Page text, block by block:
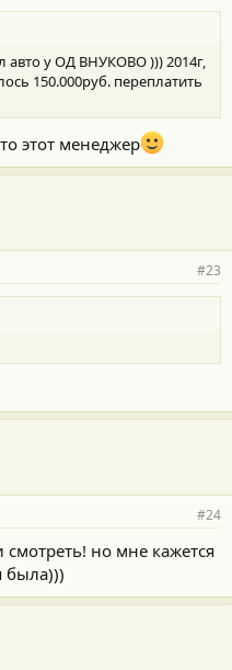
авто у ОД ВНУКОВО ))) 2014г,
150.000руб. переплатить
этот менеджер
#23
#24
но мне кажется
была)))